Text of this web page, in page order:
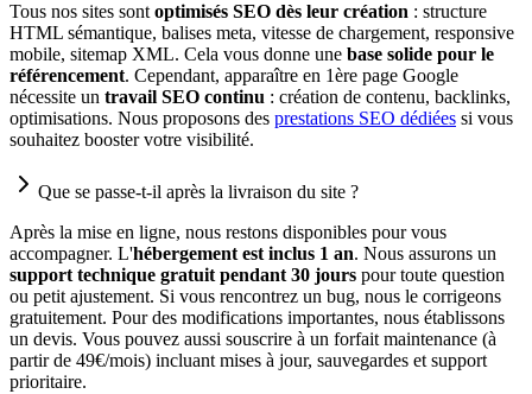
Tous nos sites sont optimisés SEO dès leur création : structure
HTML sémantique, balises meta, vitesse de chargement, responsive
mobile, sitemap XML. Cela vous donne une base solide pour le
référencement. Cependant, apparaître en 1ère page Google
nécessite un travail SEO continu : création de contenu, backlinks,
optimisations. Nous proposons des prestations SEO dédiées si vous
souhaitez booster votre visibilité.
Que se passe-t-il après la livraison du site ?
Après la mise en ligne, nous restons disponibles pour vous
accompagner. L'hébergement est inclus 1 an. Nous assurons un
support technique gratuit pendant 30 jours pour toute question
ou petit ajustement. Si vous rencontrez un bug, nous le corrigeons
gratuitement. Pour des modifications importantes, nous établissons
un devis. Vous pouvez aussi souscrire à un forfait maintenance (à
partir de 49€/mois) incluant mises à jour, sauvegardes et support
prioritaire.